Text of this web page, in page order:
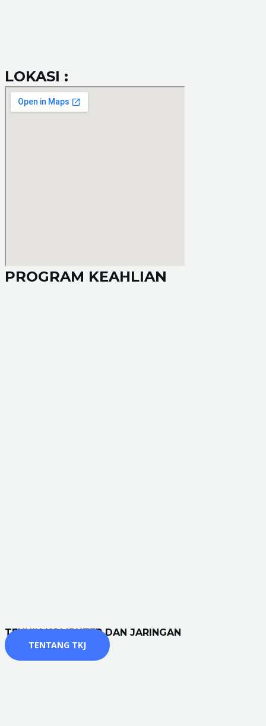
LOKASI :
PROGRAM KEAHLIAN
TEKNIK KOMPUTER DAN JARINGAN
TENTANG TKJ